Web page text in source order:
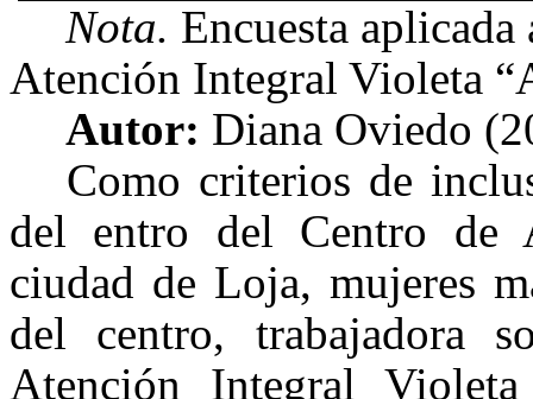
Nota. Encuesta
Atención Integral Violeta
Autor: Diana Oviedo
Como criterios de
del entro del Centro de
ciudad de Loja, mujeres
del centro, trabajadora
Atención Integral